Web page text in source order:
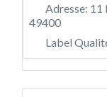
Adresse: 11
49400
Label